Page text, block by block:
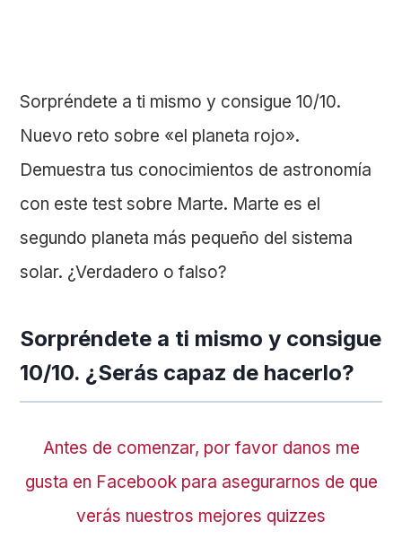
Sorpréndete a ti mismo y consigue 10/10.
Nuevo reto sobre «el planeta rojo».
Demuestra tus conocimientos de astronomía
con este test sobre Marte. Marte es el
segundo planeta más pequeño del sistema
solar. ¿Verdadero o falso?
Sorpréndete a ti mismo y consigue
10/10. ¿Serás capaz de hacerlo?
Antes de comenzar, por favor danos me
gusta en Facebook para asegurarnos de que
verás nuestros mejores quizzes